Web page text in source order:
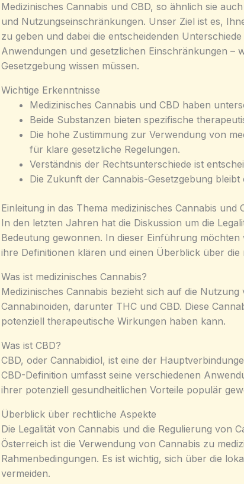
Medizinisches Cannabis und CBD, so ähnlich sie
und Nutzungseinschränkungen. Unser Ziel ist es,
zu geben und dabei die entscheidenden
Anwendungen und gesetzlichen Einschränkungen –
Gesetzgebung wissen müssen.
Wichtige Erkenntnisse
Medizinisches Cannabis und CBD haben
Beide Substanzen bieten spezifische
Die hohe Zustimmung zur Verwendung von
für klare gesetzliche Regelungen.
Verständnis der Rechtsunterschiede ist
Die Zukunft der Cannabis-Gesetzgebung
Einleitung in das Thema medizinisches Cannabis und
In den letzten Jahren hat die Diskussion um die
Bedeutung gewonnen. In dieser Einführung
ihre Definitionen klären und einen Überblick über
Was ist medizinisches Cannabis?
Medizinisches Cannabis bezieht sich auf die
Cannabinoiden, darunter THC und CBD. Diese
potenziell therapeutische Wirkungen haben kann.
Was ist CBD?
CBD, oder Cannabidiol, ist eine der
CBD-Definition umfasst seine verschiedenen
ihrer potenziell gesundheitlichen Vorteile populär
Überblick über rechtliche Aspekte
Die Legalität von Cannabis und die Regulierung von
Österreich ist die Verwendung von Cannabis zu
Rahmenbedingungen. Es ist wichtig, sich über die
vermeiden.